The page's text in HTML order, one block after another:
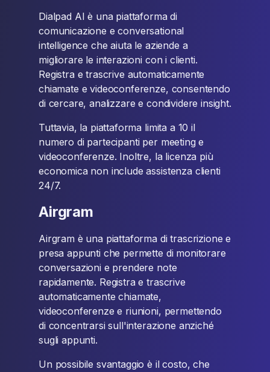
Dialpad AI è una piattaforma di
comunicazione e conversational
intelligence che aiuta le aziende a
migliorare le interazioni con i clienti.
Registra e trascrive automaticamente
chiamate e videoconferenze, consentendo
di cercare, analizzare e condividere insight.
Tuttavia, la piattaforma limita a 10 il
numero di partecipanti per meeting e
videoconferenze. Inoltre, la licenza più
economica non include assistenza clienti
24/7.
Airgram
Airgram è una piattaforma di trascrizione e
presa appunti che permette di monitorare
conversazioni e prendere note
rapidamente. Registra e trascrive
automaticamente chiamate,
videoconferenze e riunioni, permettendo
di concentrarsi sull'interazione anziché
sugli appunti.
Un possibile svantaggio è il costo, che